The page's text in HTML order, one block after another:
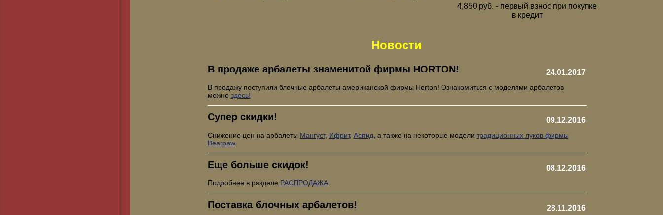
4,850 руб. - первый взнос при покупке
в кредит
Новости
В продаже арбалеты знаменитой фирмы HORTON! 24.01.2017
В продажу поступили блочные арбалеты американской фирмы Horton! Ознакомиться с моделями арбалетов
можно здесь!
Супер скидки! 09.12.2016
Снижение цен на арбалеты Мангуст, Ифрит, Аспид , а также на некоторые модели традиционных луков фирмы
Bearpaw.
Еще больше скидок! 08.12.2016
Подробнее в разделе РАСПРОДАЖА.
Поставка блочных арбалетов! 28.11.2016